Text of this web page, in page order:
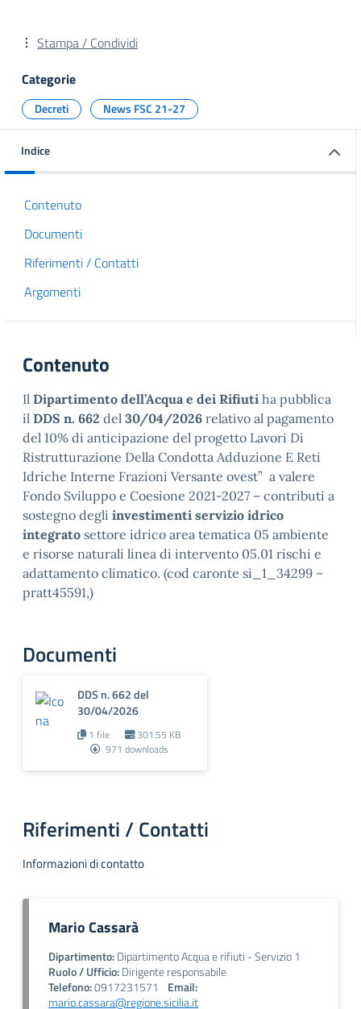
Stampa / Condividi
Categorie
Decreti News FSC 21-27
Indice
Contenuto
Documenti
Riferimenti / Contatti
Argomenti
Contenuto
Il Dipartimento dell’Acqua e dei Rifiuti ha pubblica
il DDS n. 662 del 30/04/2026 relativo al pagamento
del 10% di anticipazione del progetto Lavori Di
Ristrutturazione Della Condotta Adduzione E Reti
Idriche Interne Frazioni Versante ovest” a valere
Fondo Sviluppo e Coesione 2021-2027 – contributi a
sostegno degli investimenti servizio idrico
integrato settore idrico area tematica 05 ambiente
e risorse naturali linea di intervento 05.01 rischi e
adattamento climatico. (cod caronte si_1_34299 –
pratt45591,)
Documenti
DDS n. 662 del
30/04/2026
1 file
301.55 KB
971 downloads
Riferimenti / Contatti
Informazioni di contatto
Mario Cassarà
Dipartimento:Dipartimento Acqua e rifiuti - Servizio 1
Ruolo / Ufficio:Dirigente responsabile
Telefono:0917231571
Email:
mario.cassara@regione.sicilia.it